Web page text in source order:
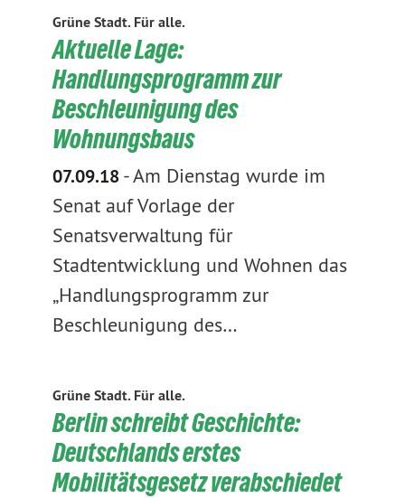
Grüne Stadt. Für alle.
Aktuelle Lage:
Handlungsprogramm zur
Beschleunigung des
Wohnungsbaus
07.09.18-Am Dienstag wurde im
Senat auf Vorlage der
Senatsverwaltung für
Stadtentwicklung und Wohnen das
„Handlungsprogramm zur
Beschleunigung des…
Grüne Stadt. Für alle.
Berlin schreibt Geschichte:
Deutschlands erstes
Mobilitätsgesetz verabschiedet